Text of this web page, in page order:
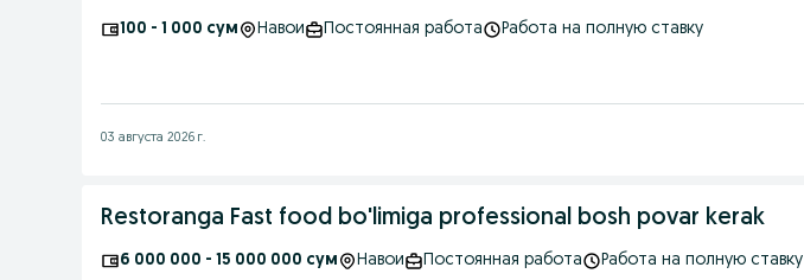
100 - 1 000 сум Навои Постоянная работа Работа на полную ставку
03 августа 2026 г.
Restoranga Fast food bo'limiga professional bosh povar kerak
6 000 000 - 15 000 000 сум Навои Постоянная работа Работа на полную ставку